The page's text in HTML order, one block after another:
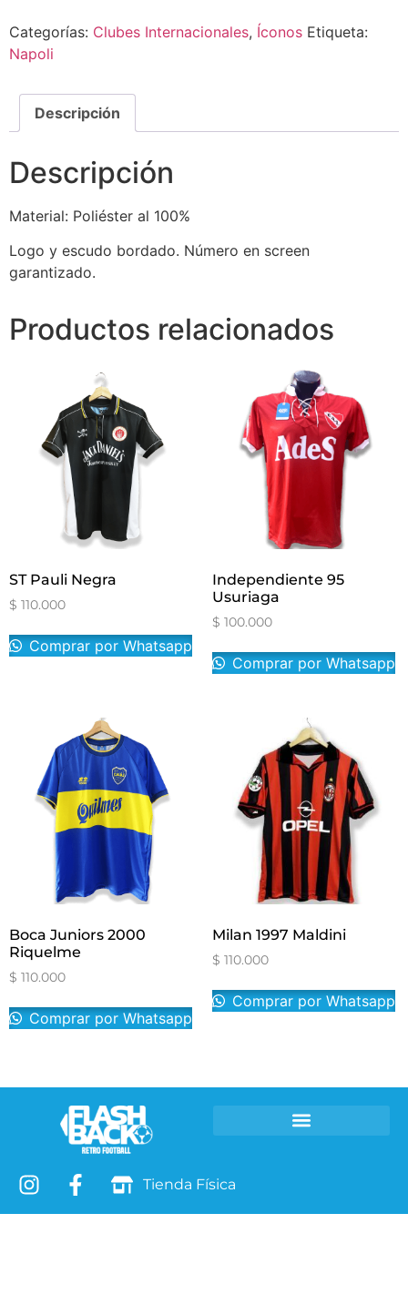
Categorías: Clubes Internacionales, Íconos Etiqueta:
Napoli
Descripción
Descripción
Material: Poliéster al 100%
Logo y escudo bordado. Número en screen
garantizado.
Productos relacionados
ST Pauli Negra
$ 110.000
Comprar por Whatsapp
Independiente 95
Usuriaga
$ 100.000
Comprar por Whatsapp
Boca Juniors 2000
Riquelme
$ 110.000
Comprar por Whatsapp
Milan 1997 Maldini
$ 110.000
Comprar por Whatsapp
Tienda Física